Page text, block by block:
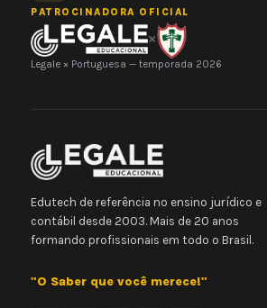
PATROCINADORA OFICIAL
×
Legale × Portuguesa — temporada 2026
Edutech de referência no ensino jurídico e
contábil desde 2003. Mais de 20 anos
formando profissionais em todo o Brasil.
"O Saber que você merece!"